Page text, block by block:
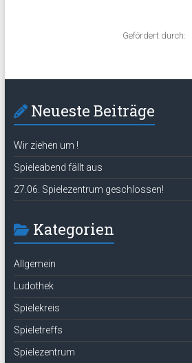
Gefördert durch:
Neueste Beiträge
Wir ziehen um !
Spieleabend fällt aus
27.06. Spielezentrum geschlossen!
Kategorien
Allgemein
Ludothek
Spielekreis
Spieletreffs
Spielezentrum